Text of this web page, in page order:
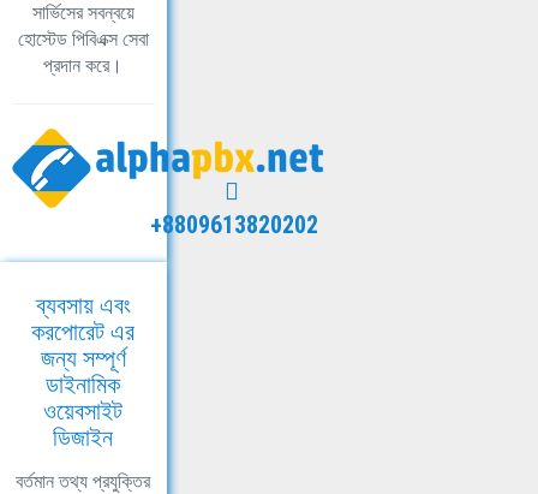
সার্ভিসের সবন্বয়ে
হোস্টেড পিবিএক্স সেবা
প্রদান করে।
+8809613820202
ব্যবসায় এবং
করপোরেট এর
জন্য সম্পূর্ণ
ডাইনামিক
ওয়েবসাইট
ডিজাইন
বর্তমান তথ্য প্রযুক্তির